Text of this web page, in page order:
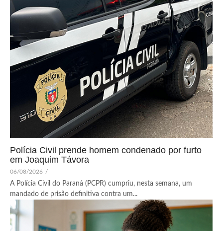
Polícia Civil prende homem condenado por furto
em Joaquim Távora
06/08/2026 /
A Polícia Civil do Paraná (PCPR) cumpriu, nesta semana, um
mandado de prisão definitiva contra um...